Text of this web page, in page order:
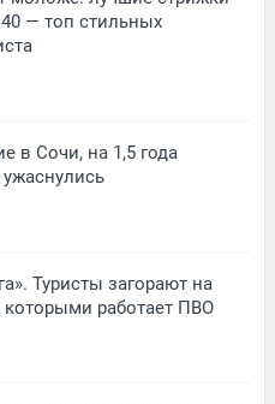
— топ стильных
в Сочи, на 1,5 года
Туристы загорают на
работает ПВО